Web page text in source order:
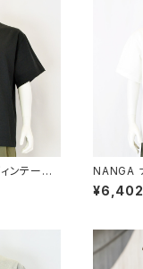
ツ｜エコ
ンテージ
NANGA ナンガ｜ヴィンテージ
風デザイ
ハイブリ
¥6,402